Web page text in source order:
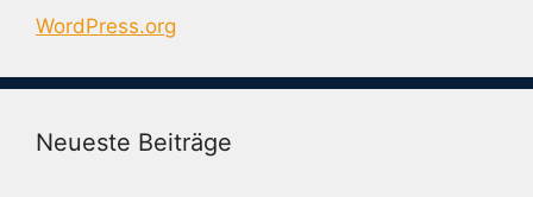
WordPress.org
Neueste Beiträge